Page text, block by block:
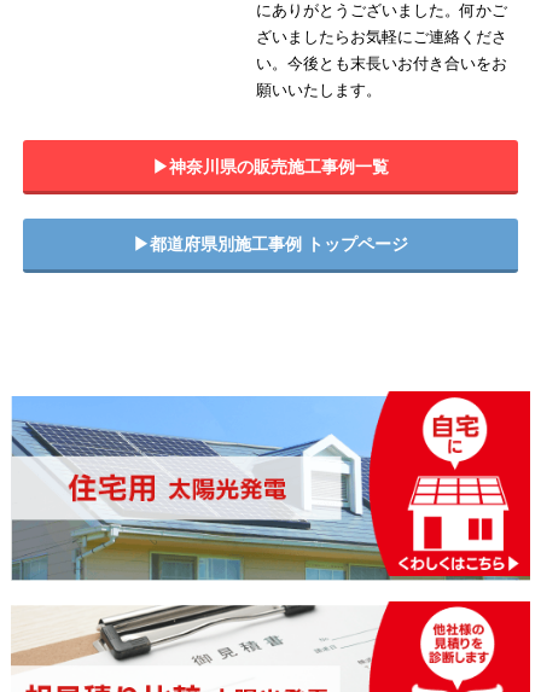
にありがとうございました。何かご
ざいましたらお気軽にご連絡くださ
い。今後とも末長いお付き合いをお
願いいたします。
▶︎神奈川県の販売施工事例一覧
▶︎都道府県別施工事例 トップページ